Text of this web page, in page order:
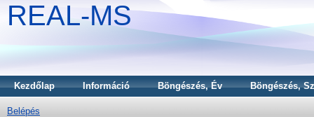
REAL-MS
Kezdőlap Információ Böngészés, Év Böngészés,
Belépés